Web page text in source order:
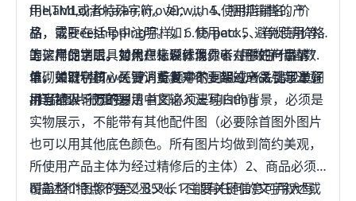
the,and,or,for,a,an,in,over,with4、捆绑销售的产
品，需要在括号中注明。如：16-pack5、有促销价格
的，用促销工具替代在标题体现。6、用数字代替数
值。如2代替Two。7、标题中的词组或者关键字最好
用当地人习惯的写法
用HTML或者特殊字符。如：,,。5.使用店铺名，价
格，或Freeshipping字样。6.使用etc.，避免使用等
等这样的字眼。对用户来说就像你不在乎任何事情7.
堆砌关键字核心关键词重复率不要超过5%8.出现单词
拼写错误千万不要用中文输入法写listing
上架产品之后，如果想让裂纤消费者对你的产品下
单，赚取利润。还要消费者对你上架的产品引起注意
a商品图片很重要1、首图必须是纯白的背景，必须是
实物展示，不能带有其他配件图（必要除首图外图片
也可以用其他底色颜色。所有图片均做到简约美观，
所使用产品主体为经过精修后的主体）2、商品必须
覆盖整个图像的至少85%，不能有任何的文字叙述或
b描述和特点不要又丑又长1.主要关键信息可用大写